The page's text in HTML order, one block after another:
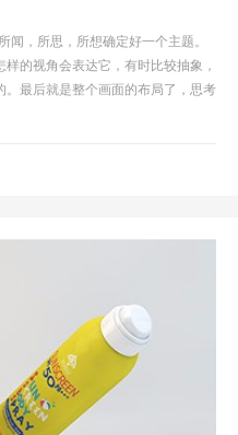
，所思，所想确定好一个主题。
的视角会表达它，有时比较抽象，
最后就是整个画面的布局了，思考
每一个设计时，…